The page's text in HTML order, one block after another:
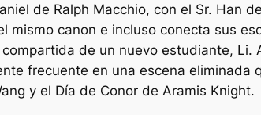
de Ralph Macchio, con el Sr. Han
mismo canon e incluso conecta sus
de un nuevo estudiante, Li.
frecuente en una escena eliminada
y el Día de Conor de Aramis Knight.